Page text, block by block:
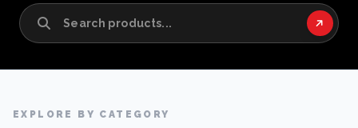
EXPLORE BY CATEGORY